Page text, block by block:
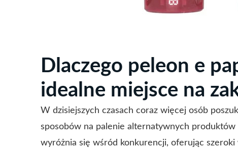
Dlaczego peleon e
idealne miejsce na
W dzisiejszych czasach coraz więcej osób
sposobów na palenie alternatywnych
wyróżnia się wśród konkurencji, oferując